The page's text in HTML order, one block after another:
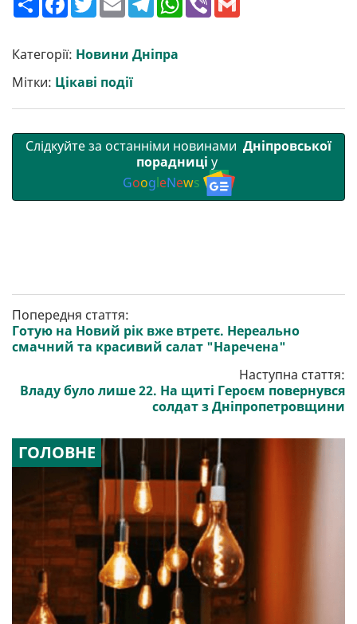
о
р
и
т
и
a
b
o
o
k
w
t
e
r
m
l
e
g
r
h
Категорії: Новини Дніпра
Мітки: Цікаві події
Слідкуйте за останніми новинами Дніпровської
порадниці у
GoogleNews
Попередня стаття:
Готую на Новий рік вже втретє. Нереально
смачний та красивий салат "Наречена"
Наступна стаття:
Владу було лише 22. На щиті Героєм повернувся
солдат з Дніпропетровщини
ГОЛОВНЕ